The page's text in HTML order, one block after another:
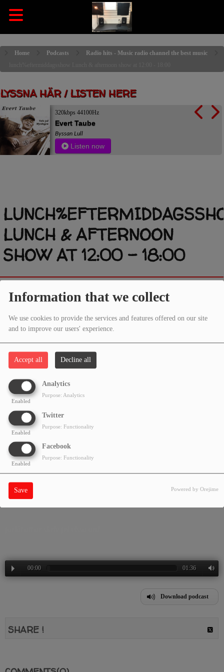
Information that we collect
We use cookies to provide the services and features offered on our site
and to improve our users' experience.
Accept all Decline all
Analytics
Enabled
Purpose: Analytics
Twitter
Enabled
Purpose: Functionality
Facebook
Enabled
Purpose: Functionality
Save Powered by Orejime
Home Podcasts
Radio hits - Music radio channel the best music
LYSSNA HÄR / LISTEN HERE
320kbps 44100Hz
Evert Taube
Byssan Lull
Listen now
LUNCH & AFTERNOON
SHOW AT 12:00 - 18:00
APRIL 28, 2019 - 12:55 PM -
hej du missa inte John på Måndagar till torsdagar klockan 12:00
- 18:00
med musik önska mm.
vi prta om teknik i radiohits olicka kablar och ljudkort
00:00 01:36
Download podcast
SHARE !